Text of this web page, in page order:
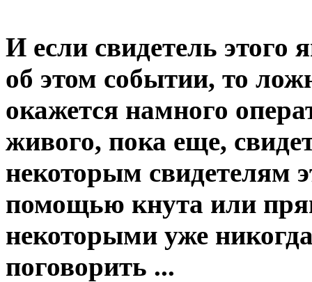
И если свидетель этого
об этом событии, то
окажется намного
живого, пока еще,
некоторым свидетелям
помощью кнута или
некоторыми уже
поговорить ...